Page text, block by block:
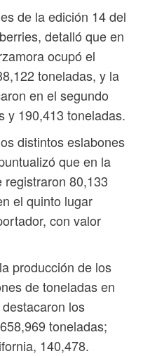
de la edición 14 del
detalló que en
ocupó el
toneladas, y la
en el segundo
y 190,413 toneladas.
distintos eslabones
que en la
80,133
el quinto lugar
con valor
producción de los
de toneladas en
los
toneladas;
140,478.